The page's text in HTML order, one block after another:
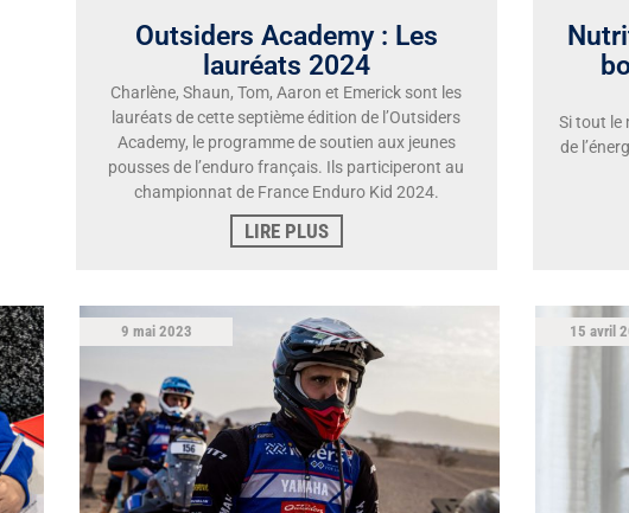
Outsiders Academy : Les
lauréats 2024
Charlène, Shaun, Tom, Aaron et Emerick sont les
lauréats de cette septième édition de l’Outsiders
Academy, le programme de soutien aux jeunes
pousses de l’enduro français. Ils participeront au
championnat de France Enduro Kid 2024.
LIRE PLUS
Si tout le
de
9 mai 2023 15 avril